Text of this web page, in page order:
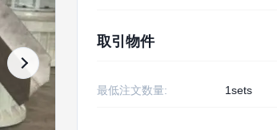
取引物件
最低注文数量: 1sets